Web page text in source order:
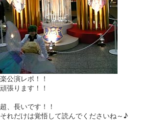
楽公演レポ！！
頑張ります！！
超、長いです！！
それだけは覚悟して読んでくださいね～♪